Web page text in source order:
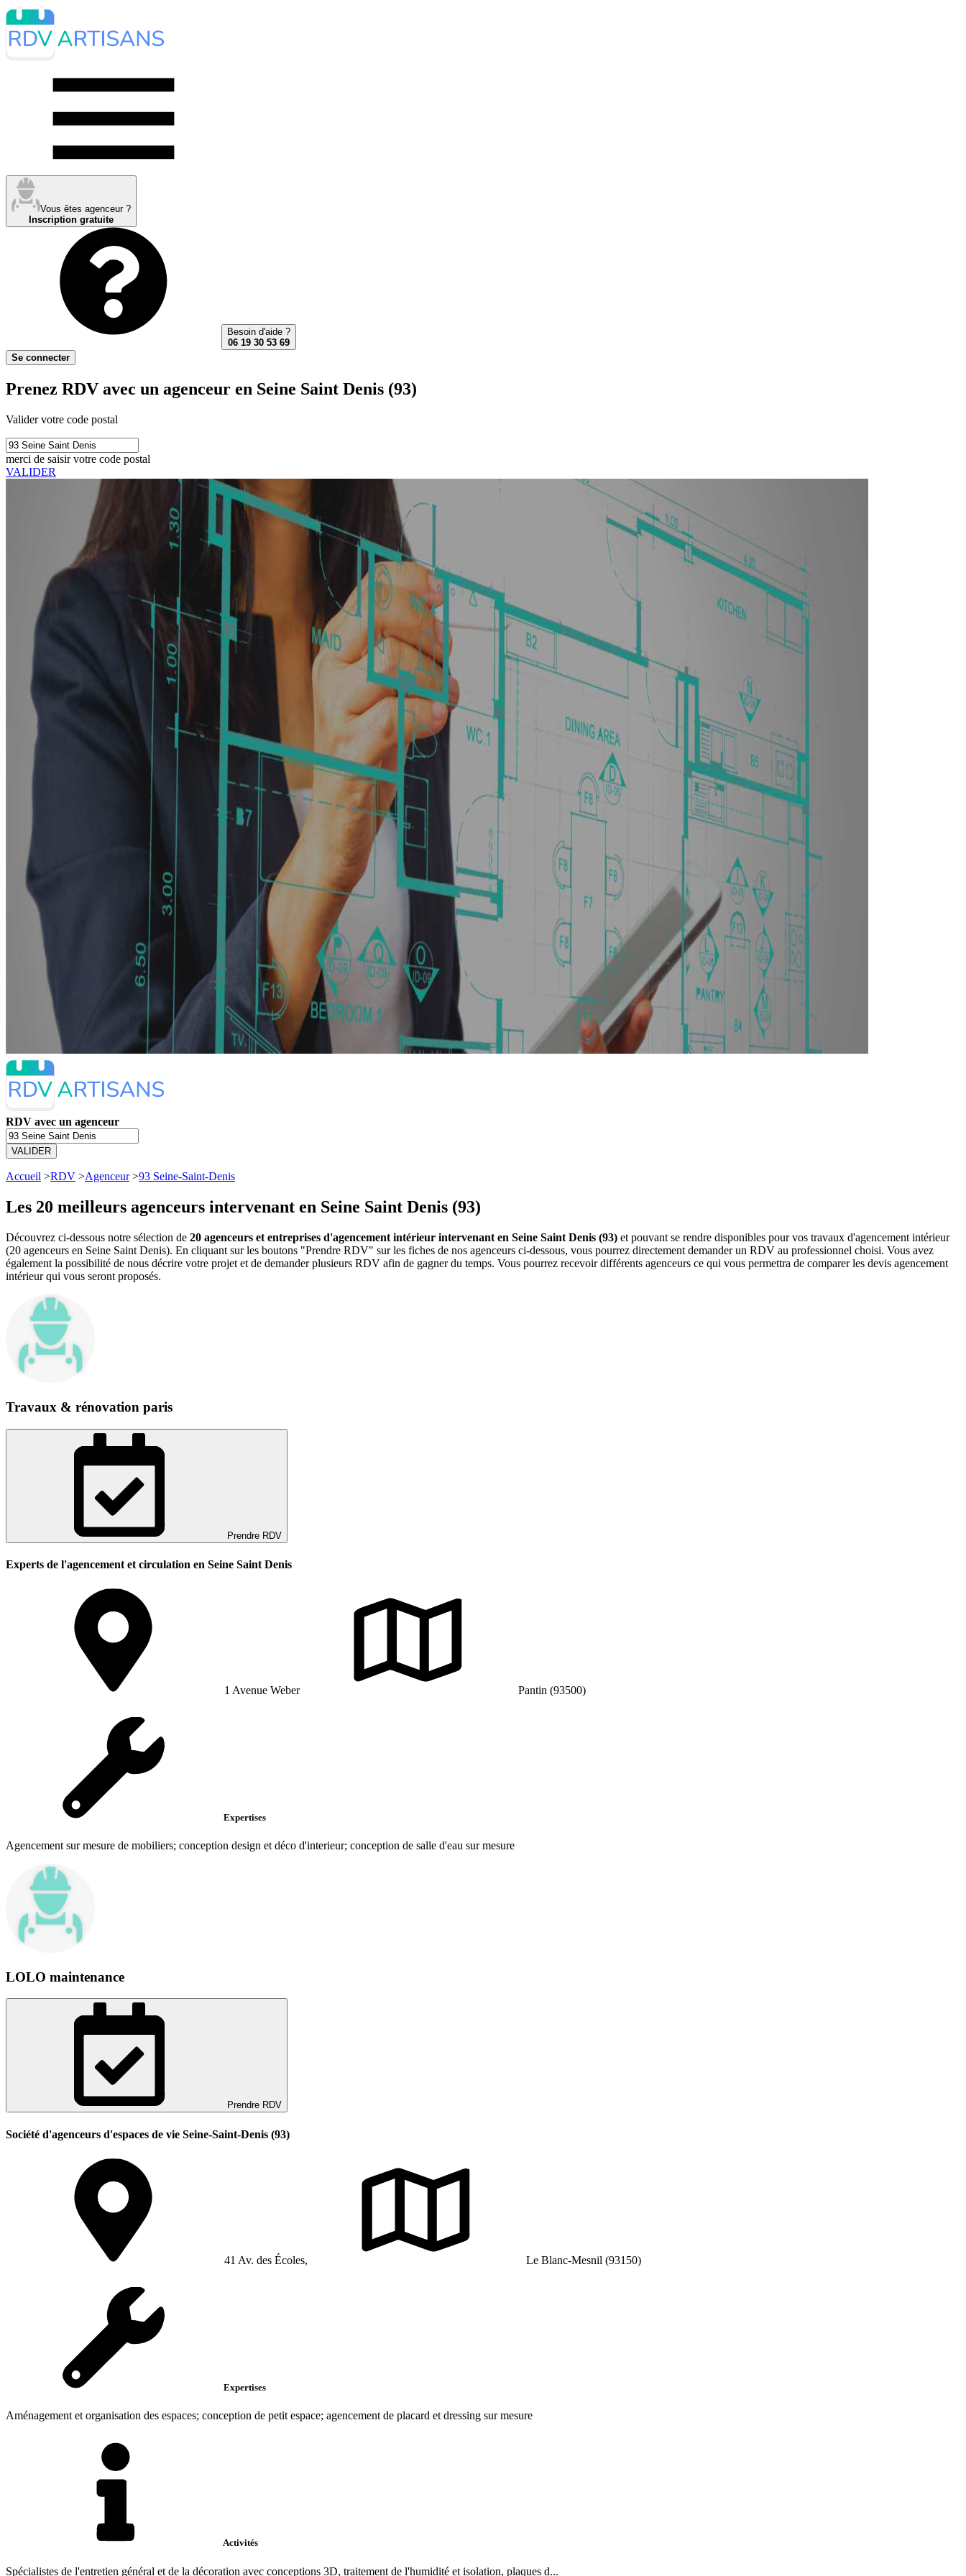
Vous êtes agenceur ?
Inscription gratuite
Besoin d'aide ?
06 19 30 53 69
Se connecter
Prenez RDV avec un agenceur en Seine Saint Denis (93)
Valider votre code postal
merci de saisir votre code postal
VALIDER
RDV avec un agenceur
VALIDER
Accueil >RDV >Agenceur>93 Seine-Saint-Denis
Les 20 meilleurs agenceurs intervenant en Seine Saint Denis (93)
Découvrez ci-dessous notre sélection de 20 agenceurs et entreprises d'agencement intérieur intervenant en Seine Saint Denis (93) et pouvant se rendre disponibles pour vos travaux d'agencement intérieur
(20 agenceurs en Seine Saint Denis). En cliquant sur les boutons "Prendre RDV" sur les fiches de nos agenceurs ci-dessous, vous pourrez directement demander un RDV au professionnel choisi. Vous avez
également la possibilité de nous décrire votre projet et de demander plusieurs RDV afin de gagner du temps. Vous pourrez recevoir différents agenceurs ce qui vous permettra de comparer les devis agencement
intérieur qui vous seront proposés.
Travaux & rénovation paris
Prendre RDV
Experts de l'agencement et circulation en Seine Saint Denis
1 Avenue Weber Pantin (93500)
Expertises
Agencement sur mesure de mobiliers; conception design et déco d'interieur; conception de salle d'eau sur mesure
LOLO maintenance
Prendre RDV
Société d'agenceurs d'espaces de vie Seine-Saint-Denis (93)
41 Av. des Écoles, Le Blanc-Mesnil (93150)
Expertises
Aménagement et organisation des espaces; conception de petit espace; agencement de placard et dressing sur mesure
Activités
Spécialistes de l'entretien général et de la décoration avec conceptions 3D, traitement de l'humidité et isolation, plaques d...